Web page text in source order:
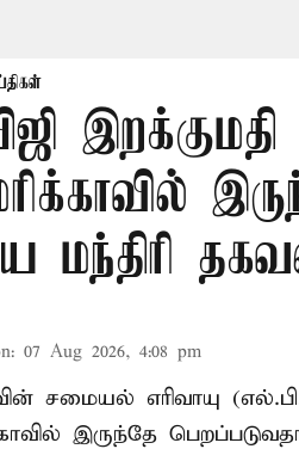
மந்திரி
: 07 Aug 2026, 4:08 pm
சமையல் எரிவாயு
இருந்தே